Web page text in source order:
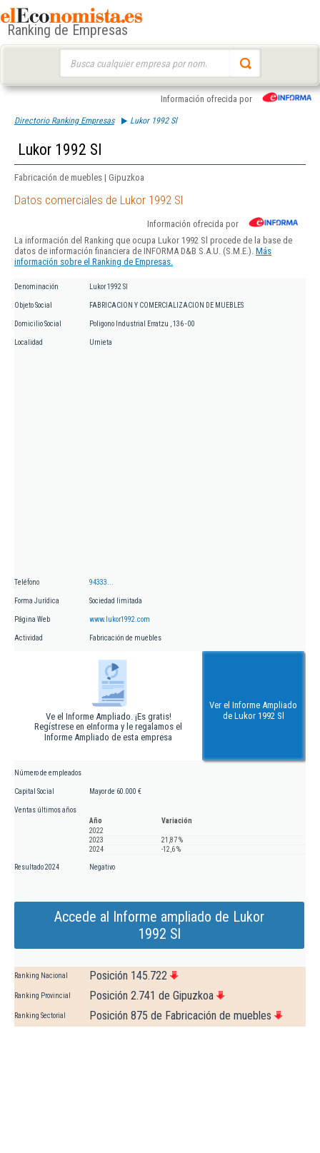
Ranking de Empresas
Información ofrecida por
Directorio Ranking Empresas Lukor 1992 Sl
Lukor 1992 Sl
Fabricación de muebles | Gipuzkoa
Datos comerciales de Lukor 1992 Sl
Información ofrecida por
La información del Ranking que ocupa Lukor 1992 Sl procede de la base de
datos de información financiera de INFORMA D&B S.A.U. (S.M.E.). Más
información sobre el Ranking de Empresas.
Denominación Lukor 1992 Sl
Objeto Social FABRICACION Y COMERCIALIZACION DE MUEBLES
Domicilio Social Poligono Industrial Erratzu , 136 - 00
Localidad Urnieta
Teléfono 94333...
Forma Jurídica Sociedad limitada
Página Web www.lukor1992.com
Actividad Fabricación de muebles
Ve el Informe Ampliado. ¡Es gratis!
Regístrese en eInforma y le regalamos el
Informe Ampliado de esta empresa
Ver el Informe Ampliado
de Lukor 1992 Sl
Número de empleados
Capital Social Mayor de 60.000 €
Ventas últimos años
Año
Variación
2022
2023
21,87 %
2024
-12,6 %
Resultado 2024 Negativo
Accede al Informe ampliado de Lukor
1992 Sl
Ranking Nacional Posición 145.722
Ranking Provincial Posición 2.741 de Gipuzkoa
Ranking Sectorial Posición 875 de Fabricación de muebles